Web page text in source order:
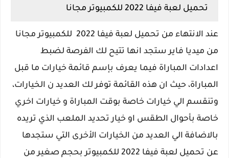
تحميل لعبة فيفا 2022 للكمبيوتر مجانا
عند الانتهاء من تحميل لعبة فيفا 2022 للكمبيوتر مجانا
من ميديا فاير ستجد انها تتيح لك الفرصة لضبط
اعدادات المباراة فيما يعرف بإسم قائمة خيارات ما قبل
المباراة، حيث ان هذه القائمة توفر لك العديد ن الخيارات،
وتنقسم الي خيارات خاصة بوقت المباراة و خيارات اخري
خاصة بأحوال الطقس او خيار تحديد الملعب الذي تريده
بالاضافة الي العديد من الخيارات الأخرى التي ستجدها
عن تحميل لعبة فيفا 2022 للكمبيوتر بحجم صغير من